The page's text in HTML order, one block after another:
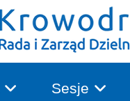
Sesje